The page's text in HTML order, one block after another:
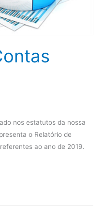
nos estatutos da nossa
o Relatório de
ao ano de 2019.